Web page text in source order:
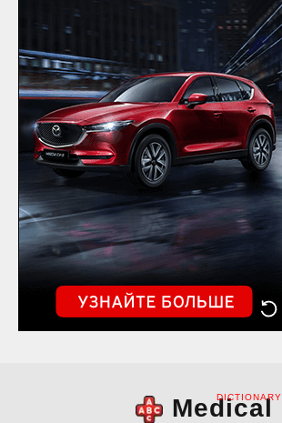
Medical
DICTIONARY